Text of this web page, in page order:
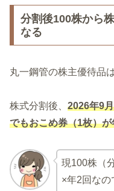
分割後100株から
なる
丸一鋼管の株主優待品は
株式分割後、 2026年9
でもおこめ券（1枚）
現100株（
×年2回なの